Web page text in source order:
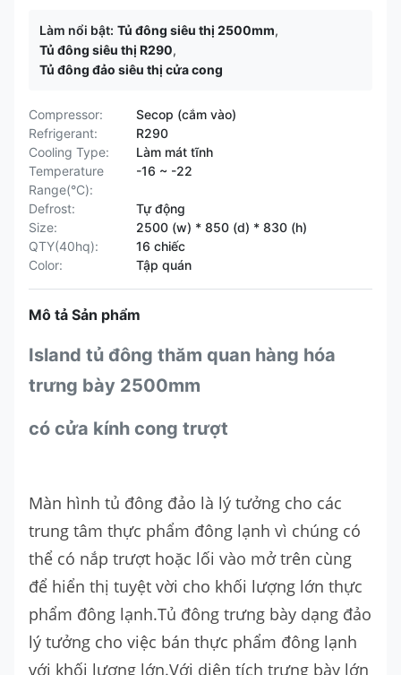
Làm nổi bật: Tủ đông siêu thị 2500mm,
Tủ đông siêu thị R290,
Tủ đông đảo siêu thị cửa cong
Compressor:
Secop (cắm vào)
Refrigerant:
R290
Cooling Type:
Làm mát tĩnh
Temperature
Range(°C):
-16 ~ -22
Defrost:
Tự động
Size:
2500 (w) * 850 (d) * 830 (h)
QTY(40hq):
16 chiếc
Color:
Tập quán
Mô tả Sản phẩm
Island tủ đông thăm quan hàng hóa
trưng bày 2500mm
có cửa kính cong trượt
Màn hình tủ đông đảo là lý tưởng cho các
trung tâm thực phẩm đông lạnh vì chúng có
thể có nắp trượt hoặc lối vào mở trên cùng
để hiển thị tuyệt vời cho khối lượng lớn thực
phẩm đông lạnh.Tủ đông trưng bày dạng đảo
lý tưởng cho việc bán thực phẩm đông lạnh
với khối lượng lớn.Với diện tích trưng bày lớn